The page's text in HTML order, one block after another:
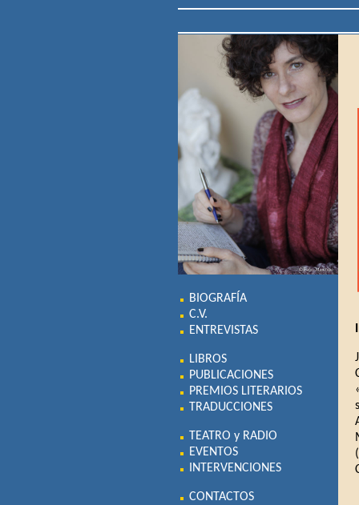
BIOGRAFÍA
C.V.
ENTREVISTAS
LIBROS
PUBLICACIONES
PREMIOS LITERARIOS
TRADUCCIONES
TEATRO y RADIO
EVENTOS
INTERVENCIONES
CONTACTOS